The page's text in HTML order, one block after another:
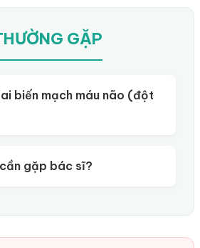
GẶP
biến mạch máu não (đột
gặp bác sĩ?